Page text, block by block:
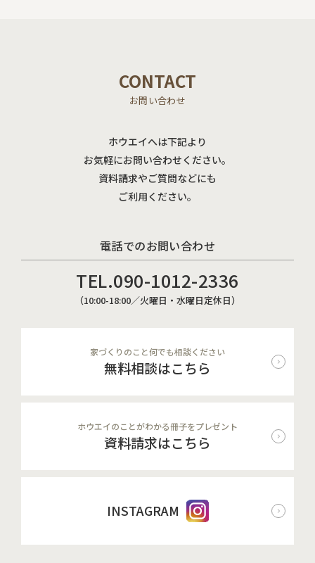
CONTACT
お問い合わせ
ホウエイへは下記より
お気軽にお問い合わせください。
資料請求やご質問などにも
ご利用ください。
電話でのお問い合わせ
TEL.090-1012-2336
（10:00-18:00／火曜日・水曜日定休日）
家づくりのこと何でも相談ください
無料相談はこちら
ホウエイのことがわかる冊子をプレゼント
資料請求はこちら
INSTAGRAM